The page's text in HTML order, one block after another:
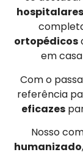
ortopédicos
em
Com o
referência
eficazes
Nosso
humanizado